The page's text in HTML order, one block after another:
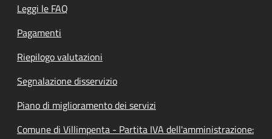
Leggi le FAQ
Pagamenti
Riepilogo valutazioni
Segnalazione disservizio
Piano di miglioramento dei servizi
Comune di Villimpenta - Partita IVA dell'amministrazione: